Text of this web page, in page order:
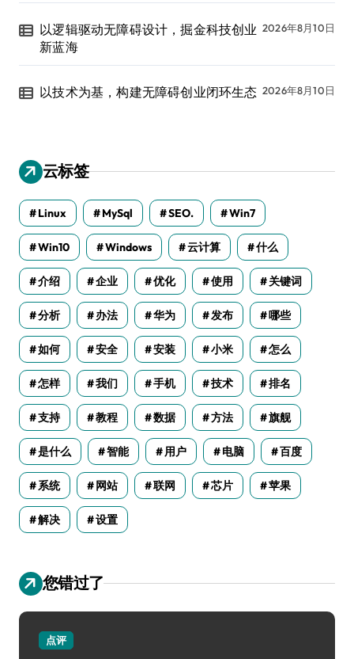
以逻辑驱动无障碍设计，掘金科技创业
新蓝海
2026年8月10日
以技术为基，构建无障碍创业闭环生态 2026年8月10日
云标签
Linux MySql SEO. Win7
Win10 Windows 云计算 什么
介绍 企业 优化 使用 关键词
分析 办法 华为 发布 哪些
如何 安全 安装 小米 怎么
怎样 我们 手机 技术 排名
支持 教程 数据 方法 旗舰
是什么 智能 用户 电脑 百度
系统 网站 联网 芯片 苹果
解决 设置
您错过了
点评